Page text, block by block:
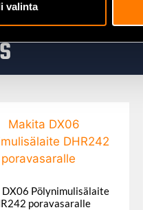
valinta
Pölynimulisälaite
poravasaralle